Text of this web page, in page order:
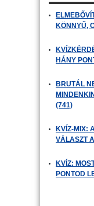
KÖNNYŰ,
HÁNY
BRUTÁL
(741)
KVÍZ-MIX:
VÁLASZT
KVÍZ:
PONTOD